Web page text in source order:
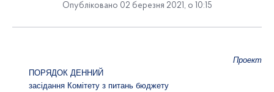
Опубліковано 02 березня 2021, о 10:15
Проект
ПОРЯДОК ДЕННИЙ
засідання Комітету з питань бюджету